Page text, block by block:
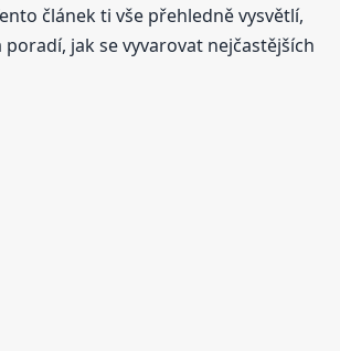
článek ti vše přehledně vysvětlí,
jak se vyvarovat nejčastějších